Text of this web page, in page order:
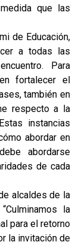
que las
de Educación,
a todas las
Para
fortalecer el
también en
respecto a la
instancias
abordar en
abordarse
de cada
alcaldes de la
la
para el retorno
la invitación de